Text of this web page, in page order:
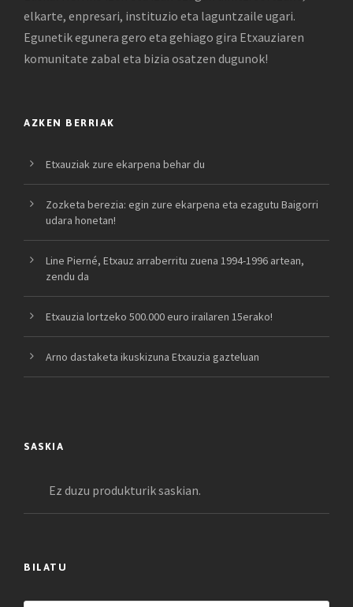
elkarte, enpresari, instituzio eta laguntzaile ugari.
Egunetik egunera gero eta gehiago gira Etxauziaren
komunitate zabal eta bizia osatzen dugunok!
AZKEN BERRIAK
Etxauziak zure ekarpena behar du
Zozketa berezia: egin zure ekarpena eta ezagutu Baigorri
udara honetan!
Line Pierné, Etxauz arraberritu zuena 1994-1996 artean,
zendu da
Etxauzia lortzeko 500.000 euro irailaren 15erako!
Arno dastaketa ikuskizuna Etxauzia gazteluan
SASKIA
Ez duzu produkturik saskian.
BILATU